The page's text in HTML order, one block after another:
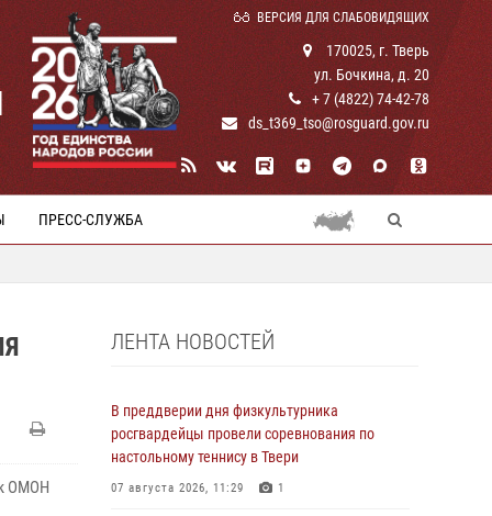
ВЕРСИЯ ДЛЯ СЛАБОВИДЯЩИХ
170025, г. Тверь
ул. Бочкина, д. 20
+ 7 (4822) 74-42-78
ds_t369_tso@rosguard.gov.ru
ПРЕСС-СЛУЖБА
ОМОН
ЛЕНТА НОВОСТЕЙ
В преддверии дня физкультурника
росгвардейцы провели соревнования по
настольному теннису в Твери
07 августа 2026, 11:29 1